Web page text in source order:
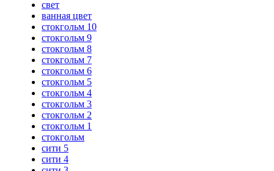
свет
ванная цвет
стокгольм 10
стокгольм 9
стокгольм 8
стокгольм 7
стокгольм 6
стокгольм 5
стокгольм 4
стокгольм 3
стокгольм 2
стокгольм 1
стокгольм
сити 5
сити 4